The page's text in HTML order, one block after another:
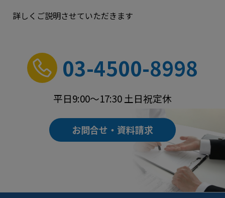
詳しくご説明させていただきます
03-4500-8998
平日9:00～17:30 土日祝定休
お問合せ・資料請求